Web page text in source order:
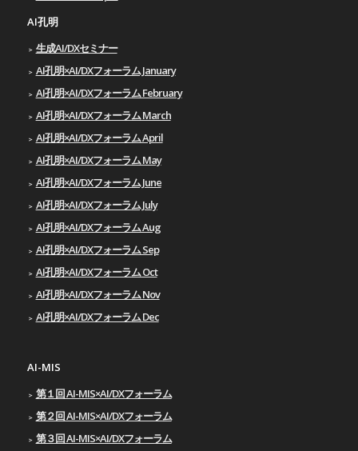
AI孔明
生成AI/DXセミナー
AI孔明×AI/DXフォーラム January
AI孔明×AI/DXフォーラム February
AI孔明×AI/DXフォーラム March
AI孔明×AI/DXフォーラム April
AI孔明×AI/DXフォーラム May
AI孔明×AI/DXフォーラム June
AI孔明×AI/DXフォーラム July
AI孔明×AI/DXフォーラム Aug
AI孔明×AI/DXフォーラム Sep
AI孔明×AI/DXフォーラム Oct
AI孔明×AI/DXフォーラム Nov
AI孔明×AI/DXフォーラム Dec
AI-MIS
第１回 AI-MIS×AI/DXフォーラム
第２回 AI-MIS×AI/DXフォーラム
第３回 AI-MIS×AI/DXフォーラム